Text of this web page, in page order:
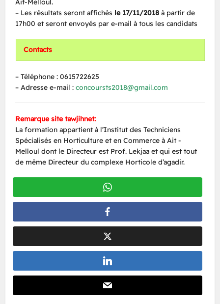
– Les résultats seront affichés le 17/11/2018à partir de
17h00 et seront envoyés par e-mail à tous les candidats
Contacts
– Téléphone : 0615722625
– Adresse e-mail :concoursts2018@gmail.com
Remarque site tawjihnet:
La formation appartient à l’Institut des Techniciens
Spécialisés en Horticulture et en Commerce à Ait -
Melloul dont le Directeur est Prof. Lekjaa et qui est tout
de même Directeur du complexe Horticole d’agadir.